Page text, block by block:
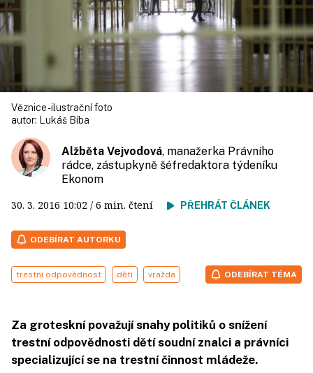
Věznice - ilustrační foto
autor:
Lukáš Bíba
Alžběta Vejvodová, manažerka Právního
rádce, zástupkyně šéfredaktora týdeníku
Ekonom
30. 3. 2016 10:02 / 6 min. čtení PŘEHRÁT ČLÁNEK
ODEBÍRAT AUTORKU
trestní odpovědnost děti vražda ODEBÍRAT TÉMA
Za groteskní považují snahy politiků o snížení
trestní odpovědnosti dětí soudní znalci a právníci
specializující se na trestní činnost mládeže.